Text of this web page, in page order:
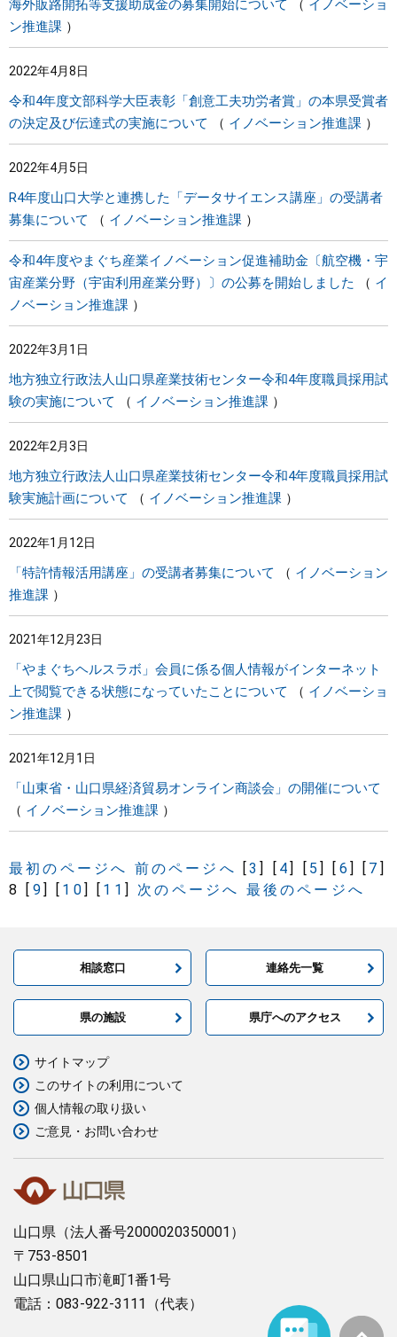
海外販路開拓等支援助成金の募集開始について
イノベーショ
ン推進課
2022年4月8日
令和4年度文部科学大臣表彰「創意工夫功労者賞」の本県受賞者
の決定及び伝達式の実施について
イノベーション推進課
2022年4月5日
R4年度山口大学と連携した「データサイエンス講座」の受講者
募集について
イノベーション推進課
令和4年度やまぐち産業イノベーション促進補助金〔航空機・宇
宙産業分野（宇宙利用産業分野）〕の公募を開始しました
イ
ノベーション推進課
2022年3月1日
地方独立行政法人山口県産業技術センター令和4年度職員採用試
験の実施について
イノベーション推進課
2022年2月3日
地方独立行政法人山口県産業技術センター令和4年度職員採用試
験実施計画について
イノベーション推進課
2022年1月12日
「特許情報活用講座」の受講者募集について
イノベーション
推進課
2021年12月23日
「やまぐちヘルスラボ」会員に係る個人情報がインターネット
上で閲覧できる状態になっていたことについて
イノベーショ
ン推進課
2021年12月1日
「山東省・山口県経済貿易オンライン商談会」の開催について
イノベーション推進課
最初のページへ 前のページへ [3] [ 4] [ 5] [ 6 ] [ 7 ]
8
[ 9] [ 10] [ 11 ] 次のページへ 最後のページへ
相談窓口 連絡先一覧
県の施設 県庁へのアクセス
山口県 （法人番号2000020350001）
〒753-8501
山口県山口市滝町1番1号
電話：083-922-3111（代表）
サイトマップ
このサイトの利用について
個人情報の取り扱い
ご意見・お問い合わせ